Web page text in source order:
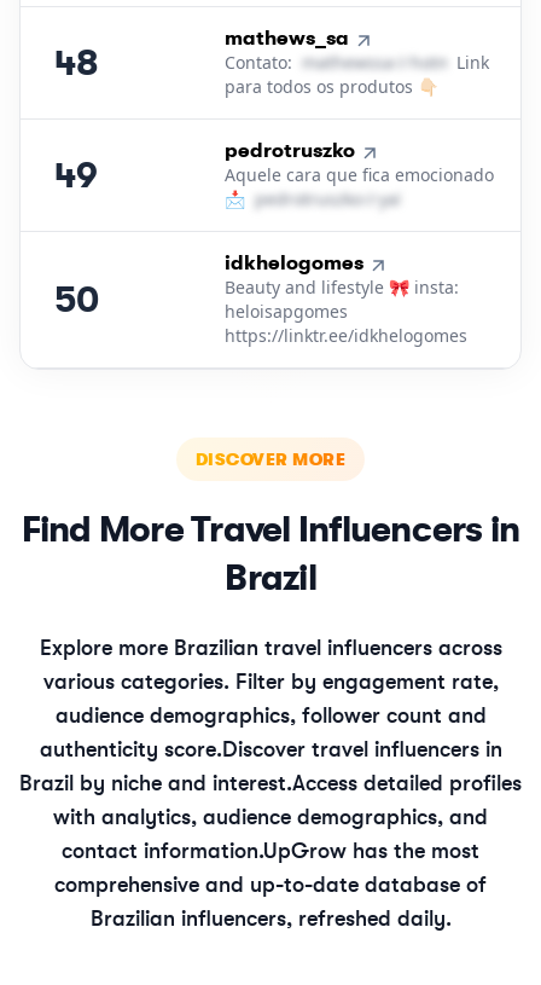
48
48.
mathews_sa
Contato: m​a​t​h​e​w​s​s​a​＠ hotmail․cοm
Link
para todos os produtos 👇🏻
49
49.
pedrotruszko
Aquele cara que fica emocionado
📩 p​e​d​r​o​t​r​u​s​z​k​o​＠ yahoo․cοm
50
50.
idkhelogomes
Beauty and lifestyle 🎀 insta:
heloisapgomes
https://linktr.ee/idkhelogomes
DISCOVER MORE
Find MoreTravel Influencers in
Brazil
Explore more Brazilian travel influencers across
various categories. Filter by engagement rate,
audience demographics, follower count and
authenticity score. Discover travel influencers in
Brazil by niche and interest.Access detailed profiles
with analytics, audience demographics, and
contact information.UpGrow has the most
comprehensive and up-to-date database of
Brazilian influencers, refreshed daily.